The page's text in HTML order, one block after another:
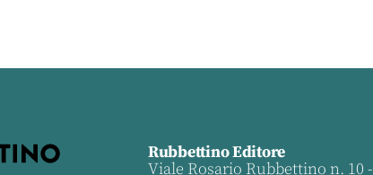
Rubbettino Editore
Viale Rosario Rubbettino n. 10 -